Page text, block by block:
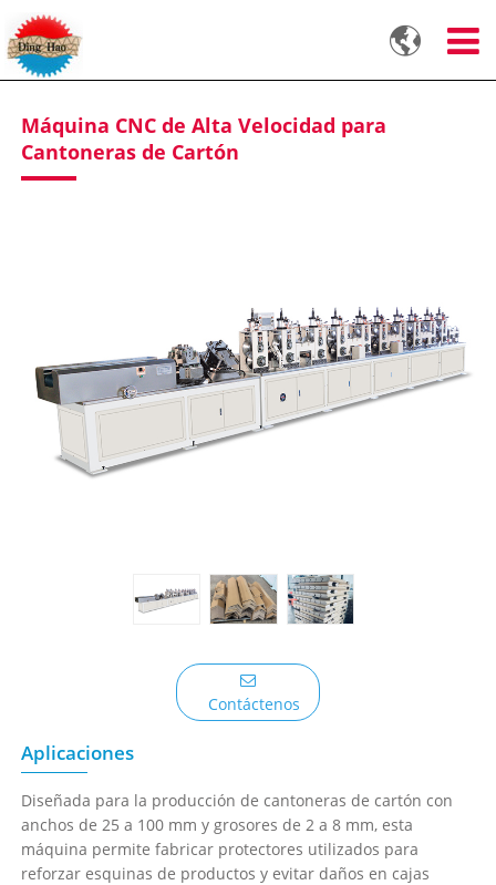

Máquina CNC de Alta Velocidad para
Cantoneras de Cartón
Contáctenos
Aplicaciones
Diseñada para la producción de cantoneras de cartón con
anchos de 25 a 100 mm y grosores de 2 a 8 mm, esta
máquina permite fabricar protectores utilizados para
reforzar esquinas de productos y evitar daños en cajas